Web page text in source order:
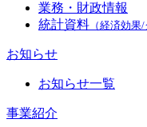
業務・財政情報
統計資料 （経済効
お知らせ
お知らせ一覧
事業紹介